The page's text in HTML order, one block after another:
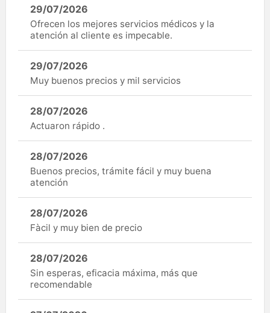
29/07/2026
Ofrecen los mejores servicios médicos y la
atención al cliente es impecable.
29/07/2026
Muy buenos precios y mil servicios
28/07/2026
Actuaron rápido .
28/07/2026
Buenos precios, trámite fácil y muy buena
atención
28/07/2026
Fàcil y muy bien de precio
28/07/2026
Sin esperas, eficacia máxima, más que
recomendable